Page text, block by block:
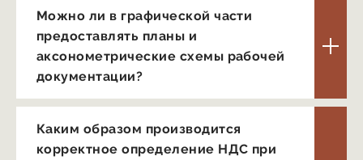
Можно ли в графической части
предоставлять планы и
аксонометрические схемы рабочей
документации?
Каким образом производится
корректное определение НДС при